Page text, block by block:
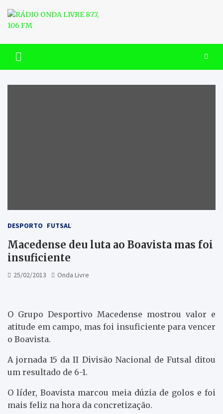
content
RÁDIO ONDA LIVRE 87.7, 106
FM
DESPORTO FUTSAL
Macedense deu luta ao Boavista mas foi
insuficiente
25/02/2013 Onda Livre
O Grupo Desportivo Macedense mostrou valor e
atitude em campo, mas foi insuficiente para vencer
o Boavista.
A jornada 15 da II Divisão Nacional de Futsal ditou
um resultado de 6-1.
O líder, Boavista marcou meia dúzia de golos e foi
mais feliz na hora da concretização.